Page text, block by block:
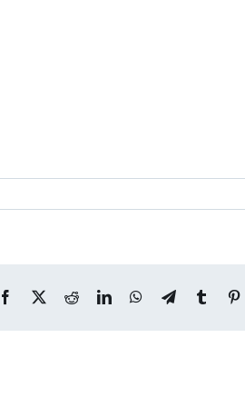
Facebook
X RedditLinkedInWhatsApp
TelegramTumblr